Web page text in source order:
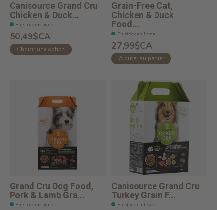
Canisource Grand Cru
Chicken & Duck...
En stock en ligne
50,49$CA
Choisir une option
Grain-Free Cat,
Chicken & Duck
Food...
En stock en ligne
27,99$CA
Ajouter au panier
Grand Cru Dog Food,
Pork & Lamb Gra...
En stock en ligne
Canisource Grand Cru
Turkey Grain F...
En stock en ligne